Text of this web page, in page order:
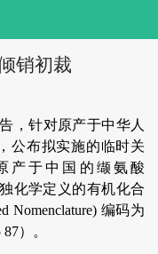
销初裁
，针对原产于中华人
公布拟实施的临时关
产于中国的缬氨酸
化学定义的有机化合
Nomenclature) 编码为
）。